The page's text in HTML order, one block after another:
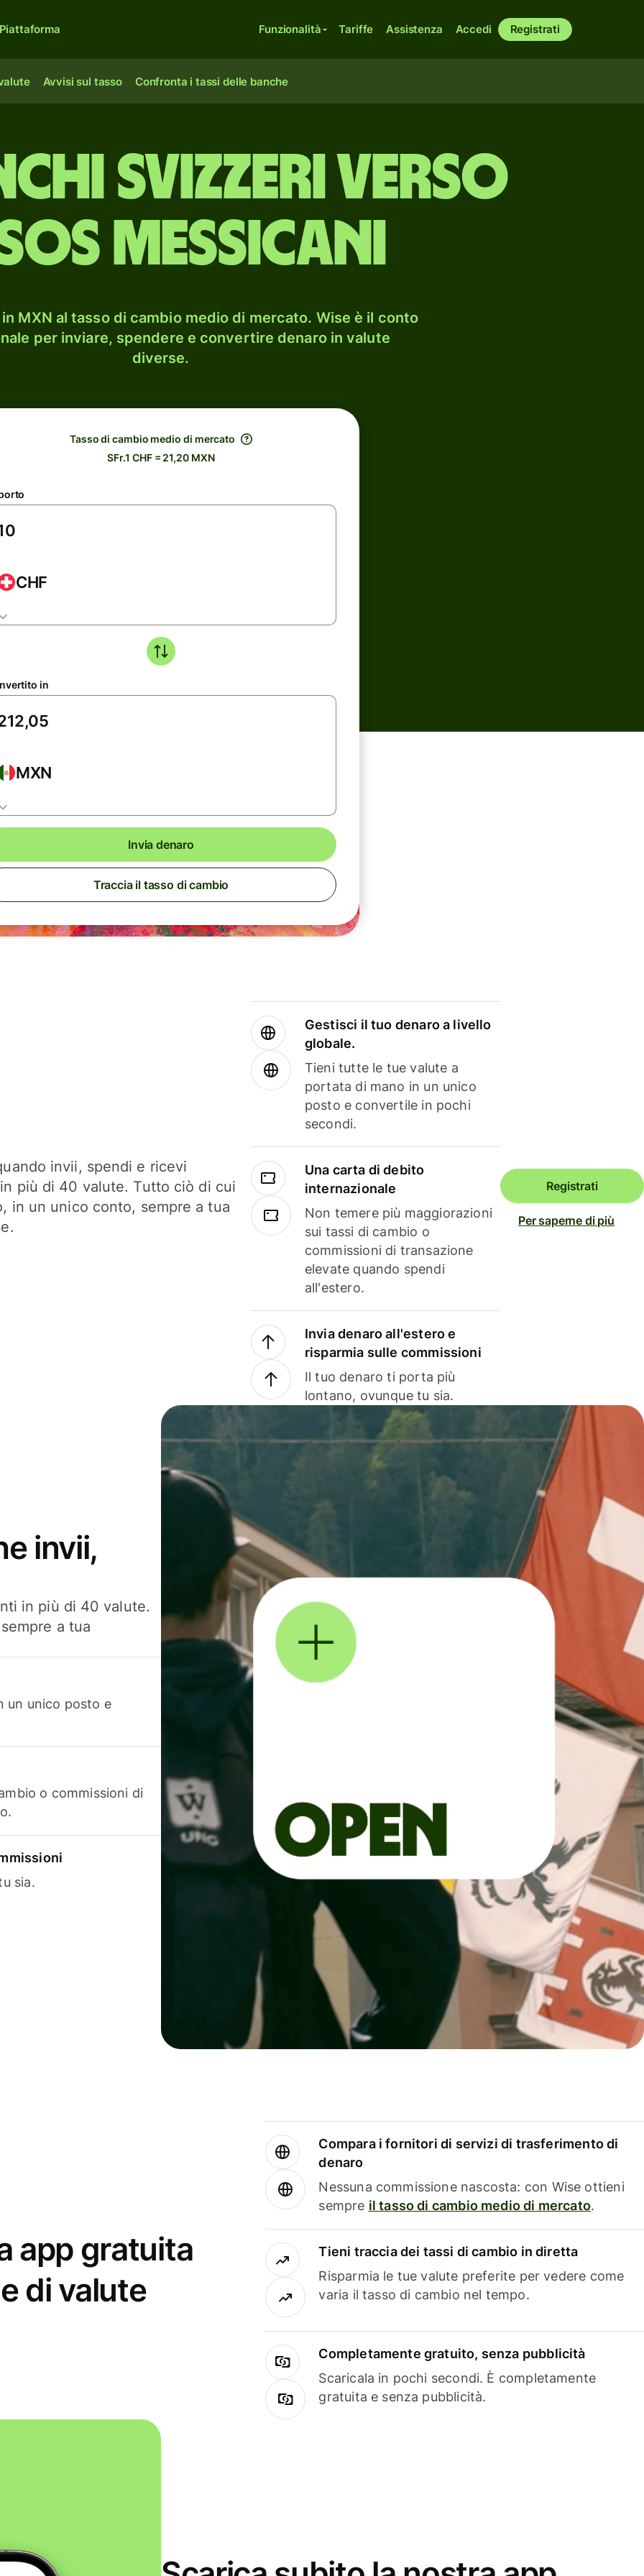
Funzionalità Tariffe Assistenza Accedi Registrati
Avvisi sul tasso Confronta i tassi delle banche
svizzeri verso
messicani
MXN al tasso di cambio medio di mercato. Wise è il conto
per inviare, spendere e convertire denaro in valute
diverse.
Tasso di cambio medio di mercato
SFr.1 CHF = 21,20 MXN
CHF
in
MXN
Invia denaro
Traccia il tasso di cambio
invii, spendi e ricevi
più di 40 valute. Tutto ciò di cui
in un unico conto, sempre a tua
Gestisci il tuo denaro a livello
globale.
Tieni tutte le tue valute a
portata di mano in un unico
posto e convertile in pochi
secondi.
Una carta di debito
internazionale
Non temere più maggiorazioni
sui tassi di cambio o
commissioni di transazione
elevate quando spendi
all'estero.
Invia denaro all'estero e
risparmia sulle commissioni
Il tuo denaro ti porta più
lontano, ovunque tu sia.
Registrati
Per saperne di più
invii,
in più di 40 valute.
a tua
un unico posto e
o commissioni di
sia.
app gratuita
di valute
Compara i fornitori di servizi di trasferimento di
denaro
Nessuna commissione nascosta: con Wise ottieni
sempre il tasso di cambio medio di mercato.
Tieni traccia dei tassi di cambio in diretta
Risparmia le tue valute preferite per vedere come
varia il tasso di cambio nel tempo.
Completamente gratuito, senza pubblicità
Scaricala in pochi secondi. È completamente
gratuita e senza pubblicità.